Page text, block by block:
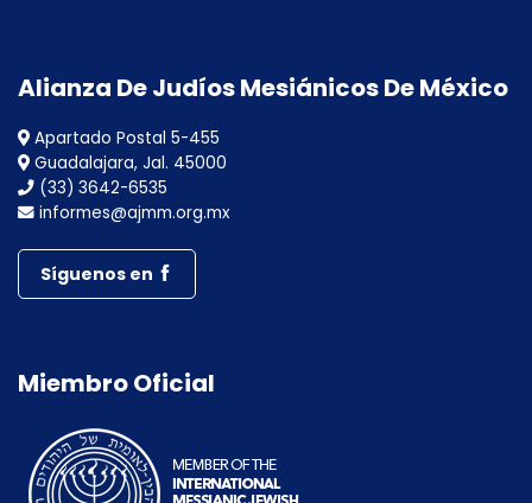
Alianza De Judíos Mesiánicos De México
Apartado Postal 5-455
Guadalajara, Jal. 45000
(33) 3642-6535
informes@ajmm.org.mx
Síguenos en
Miembro Oficial